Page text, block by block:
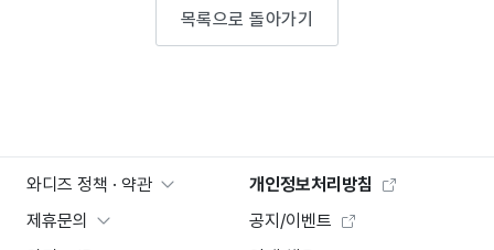
목록으로 돌아가기
와디즈 정책 · 약관
개인정보처리방침
제휴문의
공지/이벤트